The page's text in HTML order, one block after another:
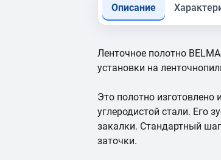
Описание
Ленточное полотно
установки на
Это полотно изготовлено
углеродистой стали. Его
закалки. Стандартный
заточки.